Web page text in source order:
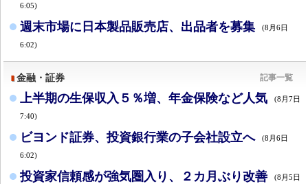
6:05)
週末市場に日本製品販売店、出品者を募集 (8月6日
6:02)
金融・証券 記事一覧
上半期の生保収入５％増、年金保険など人気 (8月7日
7:40)
ビヨンド証券、投資銀行業の子会社設立へ (8月6日
6:02)
投資家信頼感が強気圏入り、２カ月ぶり改善 (8月5日